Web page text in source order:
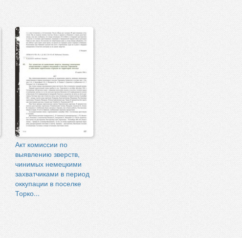
Акт комиссии по
выявлению зверств,
чинимых немецкими
захватчиками в период
оккупации в поселке
Торко...